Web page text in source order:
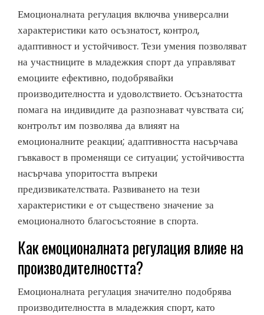
Емоционалната регулация включва универсални
характеристики като осъзнатост, контрол,
адаптивност и устойчивост. Тези умения позволяват
на участниците в младежкия спорт да управляват
емоциите ефективно, подобрявайки
производителността и удоволствието. Осъзнатостта
помага на индивидите да разпознават чувствата си;
контролът им позволява да влияят на
емоционалните реакции; адаптивността насърчава
гъвкавост в променящи се ситуации; устойчивостта
насърчава упоритостта въпреки
предизвикателствата. Развиването на тези
характеристики е от съществено значение за
емоционалното благосъстояние в спорта.
Как емоционалната регулация влияе на
производителността?
Емоционалната регулация значително подобрява
производителността в младежкия спорт, като